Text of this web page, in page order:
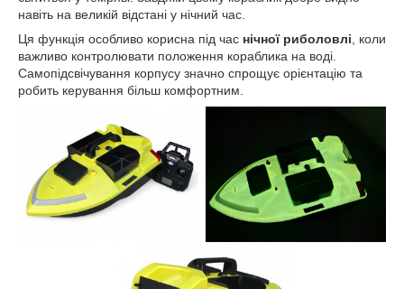
навіть на великій відстані у нічний час.
Ця функція особливо корисна під час нічної риболовлі , коли
важливо контролювати положення кораблика на воді.
Самопідсвічування корпусу значно спрощує орієнтацію та
робить керування більш комфортним.